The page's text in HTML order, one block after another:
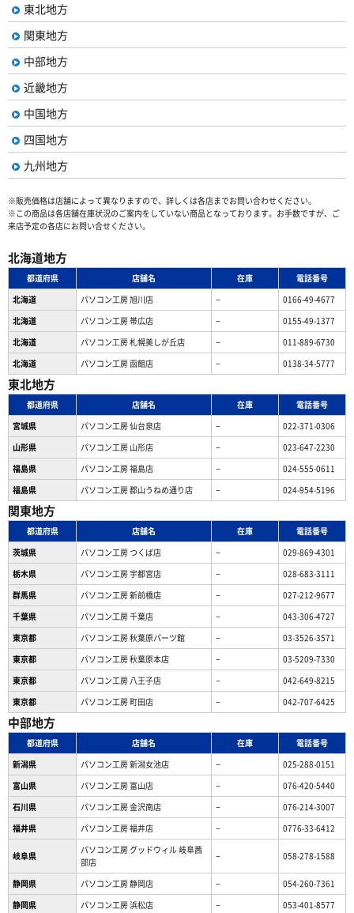
東北地方
関東地方
中部地方
近畿地方
中国地方
四国地方
九州地方
※販売価格は店舗によって異なりますので、詳しくは各店までお問い合わせください。
※この商品は各店舗在庫状況のご案内をしていない商品となっております。お手数ですが、ご
来店予定の各店にお問い合せください。
北海道地方
都道府県 店舗名 在庫
電話番号
北海道
パソコン工房 旭川店 −
0166-49-4677
北海道
パソコン工房 帯広店 −
0155-49-1377
北海道
パソコン⼯房 札幌美しが丘店 −
011-889-6730
北海道
パソコン工房 函館店 − 0138-34-5777
東北地方
都道府県 店舗名 在庫
電話番号
宮城県
パソコン工房 仙台泉店 −
022-371-0306
山形県
パソコン工房 山形店 −
023-647-2230
福島県
パソコン工房 福島店 −
024-555-0611
福島県
パソコン工房 郡山うねめ通り店 − 024-954-5196
関東地方
都道府県 店舗名 在庫
電話番号
茨城県
パソコン工房 つくば店 −
029-869-4301
栃木県
パソコン工房 宇都宮店 −
028-683-3111
群馬県
パソコン工房 新前橋店 −
027-212-9677
千葉県
パソコン工房 千葉店 −
043-306-4727
東京都
パソコン工房 秋葉原パーツ館 −
03-3526-3571
東京都
パソコン工房 秋葉原本店 −
03-5209-7330
東京都
パソコン工房 八王子店 −
042-649-8215
東京都
パソコン工房 町田店 − 042-707-6425
中部地方
都道府県 店舗名 在庫
電話番号
新潟県
パソコン工房 新潟女池店 −
025-288-0151
富山県
パソコン工房 富山店 −
076-420-5440
石川県
パソコン工房 金沢南店 −
076-214-3007
福井県
パソコン工房 福井店 − 0776-33-6412
岐阜県
パソコン工房 グッドウィル 岐阜茜
部店
− 058-278-1588
静岡県 パソコン工房 静岡店 −
054-260-7361
静岡県
パソコン工房 浜松店 − 053-401-8577